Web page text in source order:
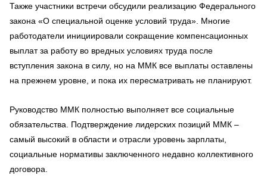
Также участники встречи обсудили реализацию Федерального
закона «О специальной оценке условий труда». Многие
работодатели инициировали сокращение компенсационных
выплат за работу во вредных условиях труда после
вступления закона в силу, но на ММК все выплаты оставлены
на прежнем уровне, и пока их пересматривать не планируют.
Руководство ММК полностью выполняет все социальные
обязательства. Подтверждение лидерских позиций ММК –
самый высокий в области и отрасли уровень зарплаты,
социальные нормативы заключенного недавно коллективного
договора.